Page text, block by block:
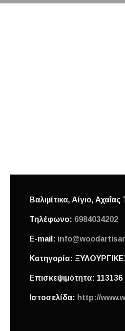
Βαλιμίτικα, Αίγιο, Αχαΐας
Τηλέφωνο: 6984034202
E-mail:
Κατηγορία:
Επισκεψιμότητα: 113136
Ιστοσελίδα: http://